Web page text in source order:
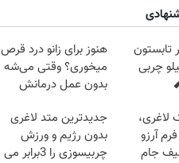
تابستون
12کیلو چربی
هنوز برای زانو درد قرص
میخوری؟ وقتی می‌شه
بدون عمل درمانش
لاغری،
آرزو
جام
جدیدترین متد لاغری
بدون رژیم و ورزش
چربیسوزی را 3برابر می